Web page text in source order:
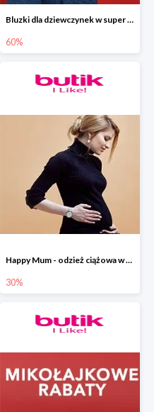
Bluzki dla dziewczynek w super cenach do -60% taniej w ebutik.pl
60%
Happy Mum - odzież ciążowa w promocyjnych cenach w ebutik.pl
30%